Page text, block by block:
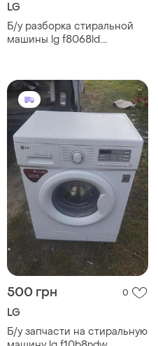
LG
Б/у разборка стиральной
машины lg f8068ld.
f8068ld
500 грн 0
LG
Б/у запчасти на стиральную